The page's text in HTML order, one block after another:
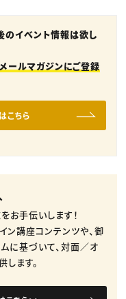
のイベント情報は欲し
ールマガジンにご登録
こちら
お手伝いします！
ン講座コンテンツや、御
に基づいて、対面／オ
ます。